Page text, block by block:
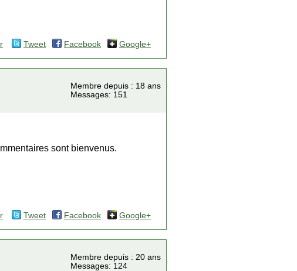
Tweet Facebook Google+
Membre depuis : 18 ans
Messages: 151
sont bienvenus.
Tweet Facebook Google+
Membre depuis : 20 ans
Messages: 124